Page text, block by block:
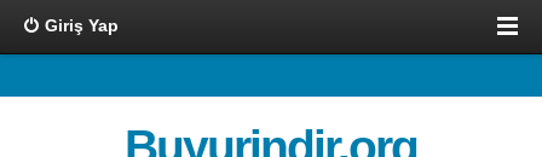
Giriş Yap